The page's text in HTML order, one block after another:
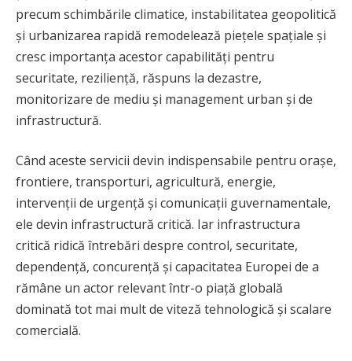
precum schimbările climatice, instabilitatea geopolitică
și urbanizarea rapidă remodelează piețele spațiale și
cresc importanța acestor capabilități pentru
securitate, reziliență, răspuns la dezastre,
monitorizare de mediu și management urban și de
infrastructură.
Când aceste servicii devin indispensabile pentru orașe,
frontiere, transporturi, agricultură, energie,
intervenții de urgență și comunicații guvernamentale,
ele devin infrastructură critică. Iar infrastructura
critică ridică întrebări despre control, securitate,
dependență, concurență și capacitatea Europei de a
rămâne un actor relevant într-o piață globală
dominată tot mai mult de viteză tehnologică și scalare
comercială.